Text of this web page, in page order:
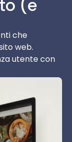
(e
che
web.
utente con